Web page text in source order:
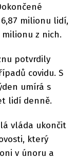
milionu lidí,
z nich.
potvrdily
covidu. S
umírá s
lidí denně.
vláda ukončit
který
v únoru a